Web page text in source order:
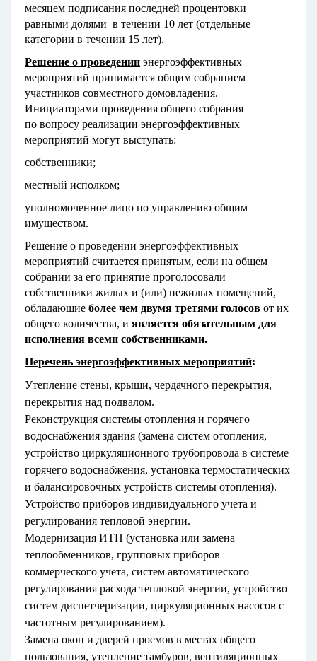
месяцем подписания последней процентовки
равными долями в течении 10 лет (отдельные
категории в течении 15 лет).
Решение о проведении энергоэффективных
мероприятий принимается общим собранием
участников совместного домовладения.
Инициаторами проведения общего собрания
по вопросу реализации энергоэффективных
мероприятий могут выступать:
собственники;
местный исполком;
уполномоченное лицо по управлению общим
имуществом.
Решение о проведении энергоэффективных
мероприятий считается принятым, если на общем
собрании за его принятие проголосовали
собственники жилых и (или) нежилых помещений,
обладающие более чем двумя третями голосов от их
общего количества, и является обязательным для
исполнения всеми собственниками.
Перечень энергоэффективных мероприятий:
Утепление стены, крыши, чердачного перекрытия,
перекрытия над подвалом.
Реконструкция системы отопления и горячего
водоснабжения здания (замена систем отопления,
устройство циркуляционного трубопровода в системе
горячего водоснабжения, установка термостатических
и балансировочных устройств системы отопления).
Устройство приборов индивидуального учета и
регулирования тепловой энергии.
Модернизация ИТП (установка или замена
теплообменников, групповых приборов
коммерческого учета, систем автоматического
регулирования расхода тепловой энергии, устройство
систем диспетчеризации, циркуляционных насосов с
частотным регулированием).
Замена окон и дверей проемов в местах общего
пользования, утепление тамбуров, вентиляционных